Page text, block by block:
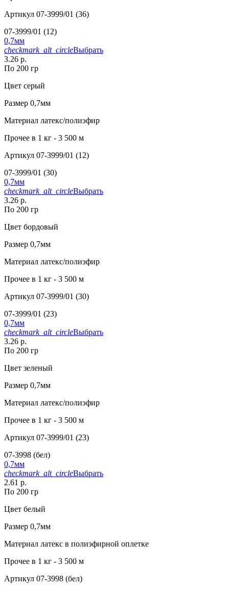
Артикул 07-3999/01 (36)
07-3999/01 (12)
0,7мм
checkmark_alt_circleВыбрать
3.26 р.
По 200 гр
Цвет серый
Размер 0,7мм
Материал латекс/полиэфир
Прочее в 1 кг - 3 500 м
Артикул 07-3999/01 (12)
07-3999/01 (30)
0,7мм
checkmark_alt_circleВыбрать
3.26 р.
По 200 гр
Цвет бордовый
Размер 0,7мм
Материал латекс/полиэфир
Прочее в 1 кг - 3 500 м
Артикул 07-3999/01 (30)
07-3999/01 (23)
0,7мм
checkmark_alt_circleВыбрать
3.26 р.
По 200 гр
Цвет зеленый
Размер 0,7мм
Материал латекс/полиэфир
Прочее в 1 кг - 3 500 м
Артикул 07-3999/01 (23)
07-3998 (бел)
0,7мм
checkmark_alt_circleВыбрать
2.61 р.
По 200 гр
Цвет белый
Размер 0,7мм
Материал латекс в полиэфирной оплетке
Прочее в 1 кг - 3 500 м
Артикул 07-3998 (бел)